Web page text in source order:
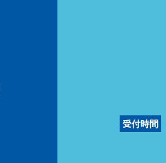
受付時間